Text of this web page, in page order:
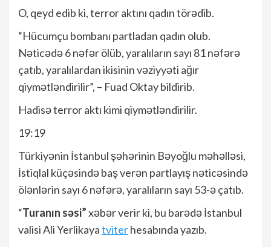
O, qeyd edib ki, terror aktını qadın törədib.
“Hücumçu bombanı partladan qadın olub.
Nəticədə 6 nəfər ölüb, yaralıların sayı 81 nəfərə
çatıb, yaralılardan ikisinin vəziyyəti ağır
qiymətləndirilir”, – Fuad Oktay bildirib.
Hadisə terror aktı kimi qiymətləndirilir.
19:19
Türkiyənin İstanbul şəhərinin Bəyoğlu məhəlləsi,
İstiqlal küçəsində baş verən partlayış nəticəsində
ölənlərin sayı 6 nəfərə, yaralıların sayı 53-ə çatıb.
“Turanın səsi”xəbər verir ki, bu barədə İstanbul
valisi Ali Yerlikayatviterhesabında yazıb.